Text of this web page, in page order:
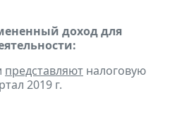
доход для
представляют налоговую
2019 г.